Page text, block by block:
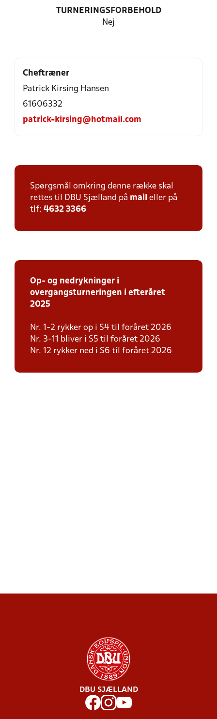
TURNERINGSFORBEHOLD
Nej
Cheftræner
Patrick Kirsing Hansen
61606332
patrick-kirsing@hotmail.com
Spørgsmål omkring denne række skal
rettes til DBU Sjælland på mail eller på
tlf: 4632 3366
Op- og nedrykninger i
overgangsturneringen i efteråret
2025
Nr. 1-2 rykker op i S4 til foråret 2026
Nr. 3-11 bliver i S5 til foråret 2026
Nr. 12 rykker ned i S6 til foråret 2026
DBU SJÆLLAND